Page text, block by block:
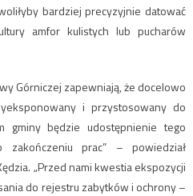
bardziej precyzyjnie datować
amfor kulistych lub pucharów
Górniczej zapewniają, że docelowo
i przystosowany do
gminy będzie udostępnienie tego
zakończeniu prac” – powiedział
„Przed nami kwestia ekspozycji
do rejestru zabytków i ochrony –